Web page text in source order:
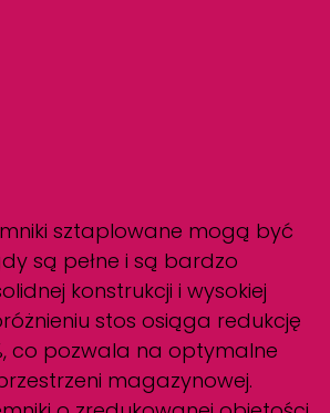
sztaplowane mogą być
są pełne i są bardzo
konstrukcji i wysokiej
stos osiąga redukcję
co pozwala na optymalne
magazynowej.